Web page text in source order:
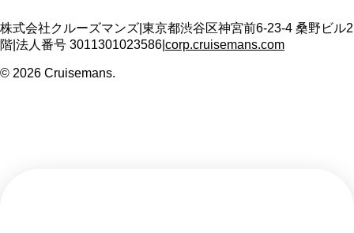
株式会社クルーズマンズ 東京都渋谷区神宮前6-23-4 桑野ビル2
階 法人番号 3011301023586 corp.cruisemans.com
© 2026 Cruisemans.